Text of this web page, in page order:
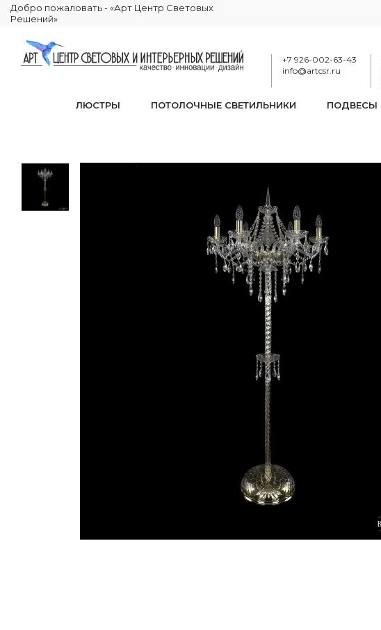
Добро пожаловать - «Арт Центр Световых
Решений»
+7 926-002-63-43
info@artcsr.ru
ЛЮСТРЫ ПОТОЛОЧНЫЕ СВЕТИЛЬНИКИ ПОДВЕСЫ